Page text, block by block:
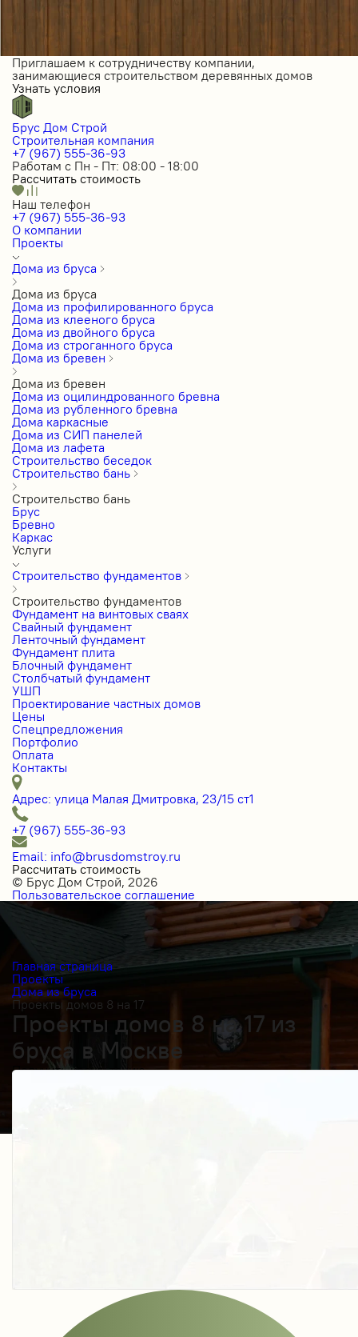
Приглашаем к сотрудничеству компании,
занимающиеся строительством деревянных домов
Узнать условия
Брус Дом Строй
Строительная компания
+7 (967) 555-36-93
Работам с Пн - Пт: 08:00 - 18:00
Рассчитать стоимость
Наш телефон
+7 (967) 555-36-93
О компании
Проекты
Дома из бруса
Дома из бруса
Дома из профилированного бруса
Дома из клееного бруса
Дома из двойного бруса
Дома из строганного бруса
Дома из бревен
Дома из бревен
Дома из оцилиндрованного бревна
Дома из рубленного бревна
Дома каркасные
Дома из СИП панелей
Дома из лафета
Строительство беседок
Строительство бань
Строительство бань
Брус
Бревно
Каркас
Услуги
Строительство фундаментов
Строительство фундаментов
Фундамент на винтовых сваях
Свайный фундамент
Ленточный фундамент
Фундамент плита
Блочный фундамент
Столбчатый фундамент
УШП
Проектирование частных домов
Цены
Спецпредложения
Портфолио
Оплата
Контакты
Адрес: улица Малая Дмитровка, 23/15 ст1
+7 (967) 555-36-93
Email: info@brusdomstroy.ru
Рассчитать стоимость
© Брус Дом Строй, 2026
Пользовательское соглашение
Главная страница
Проекты
Дома из бруса
Проекты домов 8 на 17
Проекты домов 8 на 17 из
бруса в Москве
Получить косультацию